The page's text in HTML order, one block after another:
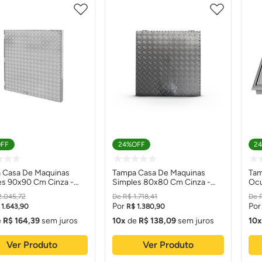
Casa De Maquinas
90x90 Cm Cinza -
Tampas
.045,72
1.643,90
R$164,39sem juros
Ver Produto
24%OFF
Tampa Casa De Maquinas
Simples 80x80 Cm Cinza -
Conceito Tampas
R$ 1.718,41
R$ 1.380,90
10 de R$138,09sem juros
Ver Produto
10